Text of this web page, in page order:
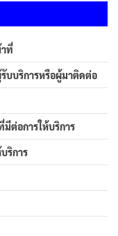
ที่
บบริการหรือผู้มาติดต่อ
ต่อการให้บริการ
ริการ